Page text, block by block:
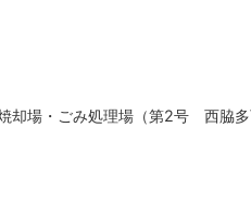
却場・ごみ処理場（第2号 西脇